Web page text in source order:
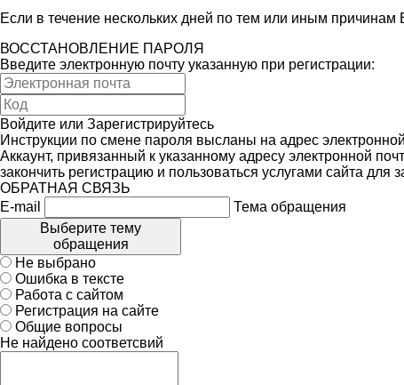
Если в течение нескольких дней по тем или иным
ВОССТАНОВЛЕНИЕ ПАРОЛЯ
Введите электронную почту указанную при регистрации:
Войдите или Зарегистрируйтесь
Инструкции по смене пароля высланы на адрес
Аккаунт, привязанный к указанному адресу электронной
закончить регистрацию и пользоваться услугами сайта для
ОБРАТНАЯ СВЯЗЬ
E-mail
Тема обращения
Выберите тему
обращения
Не выбрано
Ошибка в тексте
Работа с сайтом
Регистрация на сайте
Общие вопросы
Не найдено соответсвий